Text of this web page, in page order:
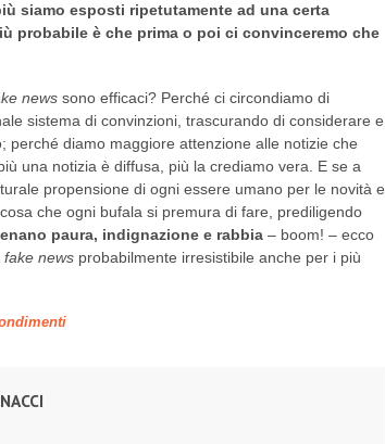
siamo esposti ripetutamente ad una certa
probabile è che prima o poi ci convinceremo che
newssono efficaci? Perché ci circondiamo di
sistema di convinzioni, trascurando di considerare e
perché diamo maggiore attenzione alle notizie che
una notizia è diffusa, più la crediamo vera. E se a
propensione di ogni essere umano per le novità e
che ogni bufala si premura di fare, prediligendo
paura, indignazione e rabbia – boom! – ecco
fake newsprobabilmente irresistibile anche per i più